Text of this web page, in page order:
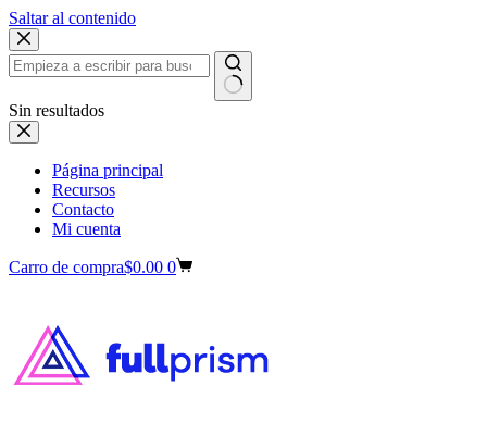
Saltar al contenido
Sin resultados
Página principal
Recursos
Contacto
Mi cuenta
Carro de compra$0.00 0